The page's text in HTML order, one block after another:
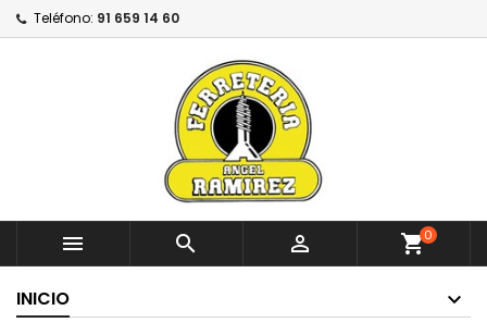
Teléfono: 91 659 14 60
   shopping_cart0
INICIO